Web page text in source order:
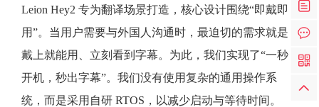
Leion Hey2 专为翻译场景打造，核心设计围绕“即戴即
用”。当用户需要与外国人沟通时，最迫切的需求就是
戴上就能用、立刻看到字幕。为此，我们实现了“一秒
开机，秒出字幕”。我们没有使用复杂的通用操作系
统，而是采用自研 RTOS，以减少启动与等待时间。